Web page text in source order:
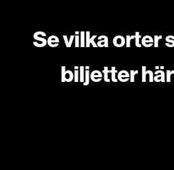
Se vilka orter
biljetter